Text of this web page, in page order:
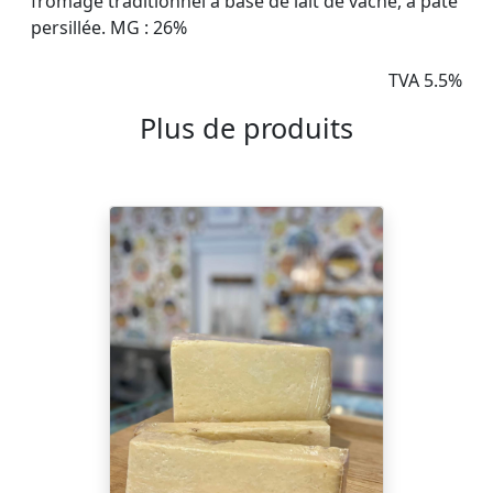
persillée. MG : 26%
TVA 5.5%
Plus de produits